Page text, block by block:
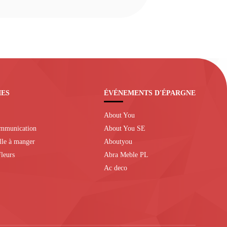
à manger
ÉVÉNEMENTS D'ÉPARGNE
About You
About You SE
Aboutyou
Abra Meble PL
Ac deco